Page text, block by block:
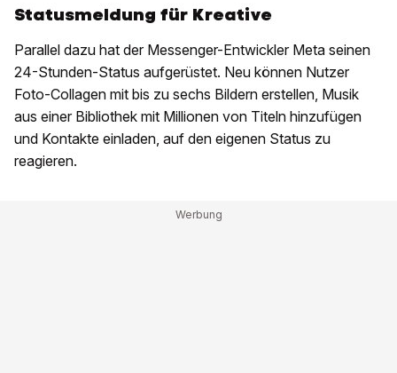
Statusmeldung für Kreative
Parallel dazu hat der Messenger-Entwickler Meta seinen
24-Stunden-Status aufgerüstet. Neu können Nutzer
Foto-Collagen mit bis zu sechs Bildern erstellen, Musik
aus einer Bibliothek mit Millionen von Titeln hinzufügen
und Kontakte einladen, auf den eigenen Status zu
reagieren.